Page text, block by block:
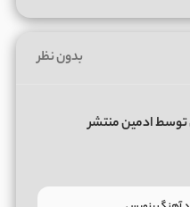
بدون نظر
توسط ادمین منتشر